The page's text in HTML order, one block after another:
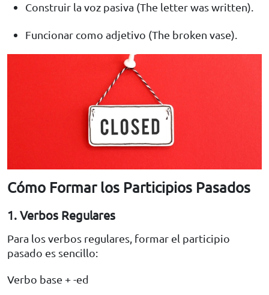
Construir la voz pasiva (The letter was written).
Funcionar como adjetivo (The broken vase).
Cómo Formar los Participios Pasados
1. Verbos Regulares
Para los verbos regulares, formar el participio
pasado es sencillo:
Verbo base + -ed